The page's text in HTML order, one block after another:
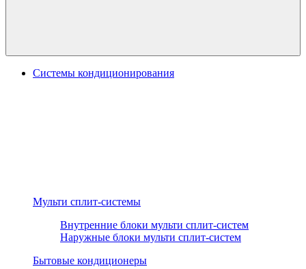
Системы кондиционирования
Мульти сплит-системы
Внутренние блоки мульти сплит-систем
Наружные блоки мульти сплит-систем
Бытовые кондиционеры